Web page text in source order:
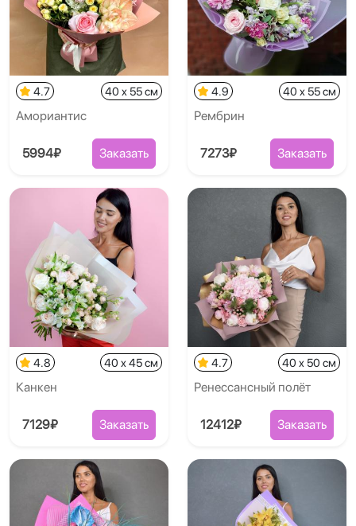
4.7 40 x 55 см
Амориантис
5994₽ Заказать
4.9 40 x 55 см
Рембрин
7273₽ Заказать
4.8 40 x 45 см
Канкен
7129₽ Заказать
4.7 40 x 50 см
Ренессансный полёт
12412₽ Заказать